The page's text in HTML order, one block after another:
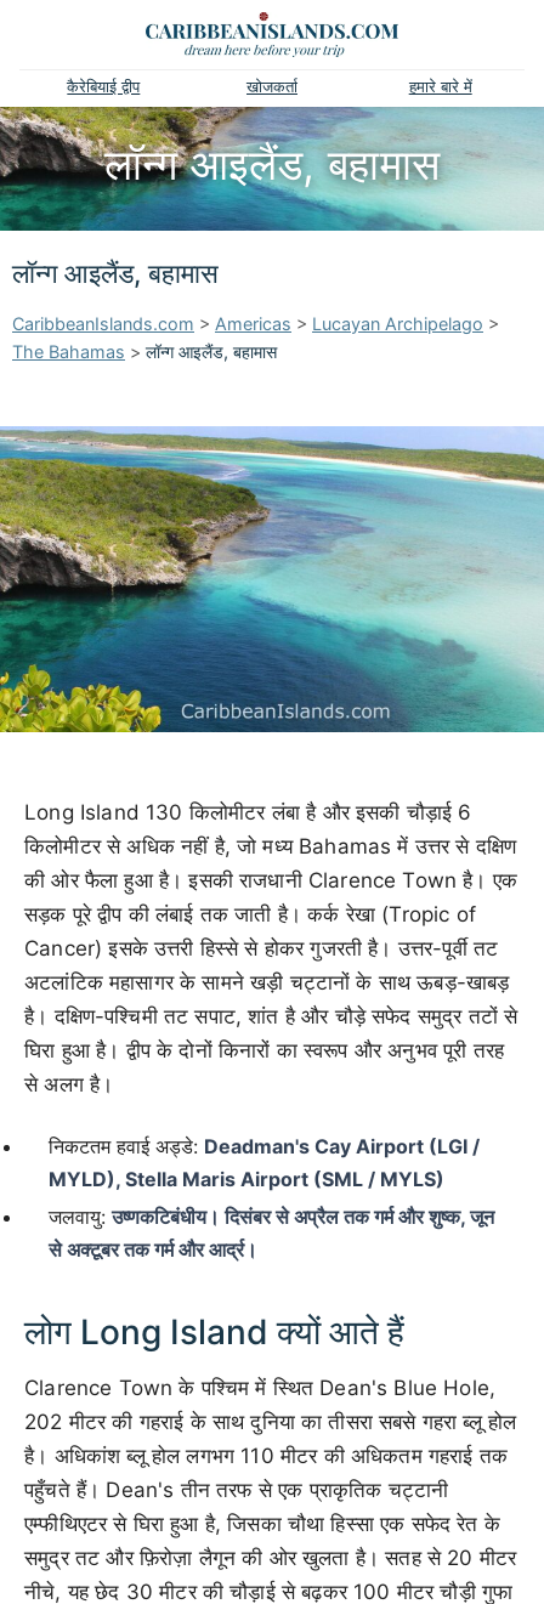
कैरेबियाई द्वीप खोजकर्ता हमारे बारे में
लॉन्ग आइलैंड, बहामास
लॉन्ग आइलैंड, बहामास
CaribbeanIslands.com > Americas > Lucayan Archipelago >
The Bahamas > लॉन्ग आइलैंड, बहामास
Long Island 130 किलोमीटर लंबा है और इसकी चौड़ाई 6
किलोमीटर से अधिक नहीं है, जो मध्य Bahamas में उत्तर से दक्षिण
की ओर फैला हुआ है। इसकी राजधानी Clarence Town है। एक
सड़क पूरे द्वीप की लंबाई तक जाती है। कर्क रेखा (Tropic of
Cancer) इसके उत्तरी हिस्से से होकर गुजरती है। उत्तर-पूर्वी तट
अटलांटिक महासागर के सामने खड़ी चट्टानों के साथ ऊबड़-खाबड़
है। दक्षिण-पश्चिमी तट सपाट, शांत है और चौड़े सफेद समुद्र तटों से
घिरा हुआ है। द्वीप के दोनों किनारों का स्वरूप और अनुभव पूरी तरह
से अलग है।
निकटतम हवाई अड्डे: Deadman's Cay Airport (LGI /
MYLD), Stella Maris Airport (SML / MYLS)
जलवायु:उष्णकटिबंधीय। दिसंबर से अप्रैल तक गर्म और शुष्क, जून
से अक्टूबर तक गर्म और आर्द्र।
लोग Long Island क्यों आते हैं
Clarence Town के पश्चिम में स्थित Dean's Blue Hole,
202 मीटर की गहराई के साथ दुनिया का तीसरा सबसे गहरा ब्लू होल
है। अधिकांश ब्लू होल लगभग 110 मीटर की अधिकतम गहराई तक
पहुँचते हैं। Dean's तीन तरफ से एक प्राकृतिक चट्टानी
एम्फीथिएटर से घिरा हुआ है, जिसका चौथा हिस्सा एक सफेद रेत के
समुद्र तट और फ़िरोज़ा लैगून की ओर खुलता है। सतह से 20 मीटर
नीचे, यह छेद 30 मीटर की चौड़ाई से बढ़कर 100 मीटर चौड़ी गुफा